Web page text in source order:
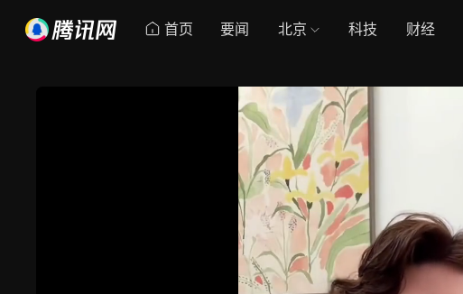
首页 要闻 北京 科技 财经